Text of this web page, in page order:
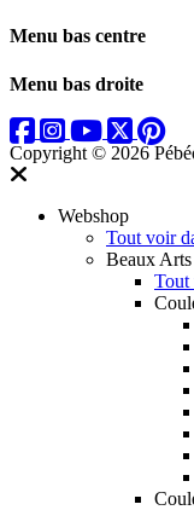
Menu bas centre
Menu bas droite
Copyright © 2026
Webshop
Tout voir
Beaux Arts
Tout